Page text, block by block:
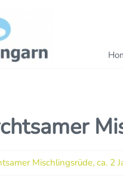
Mischlingsrüde, ca. 2